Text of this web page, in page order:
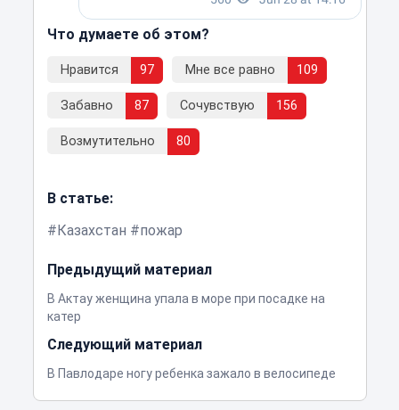
Что думаете об этом?
Нравится 97 Мне все равно 109
Забавно 87 Сочувствую 156
Возмутительно 80
В статье:
Казахстан
пожар
Предыдущий материал
В Актау женщина упала в море при посадке на
катер
Следующий материал
В Павлодаре ногу ребенка зажало в велосипеде